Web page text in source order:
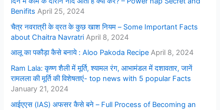
Benifits April 25, 2024
चैत्र नवरात्री के व्रत के कुछ खाश नियम – Some Important Facts
about Chaitra Navratri April 8, 2024
आलू का पकौड़ा कैसे बनाये : Aloo Pakoda Recipe April 8, 2024
Ram Lala: कृष्ण शैली में मूर्ति, श्यामल रंग, आभामंडल में दशावतार, जानें
रामलला की मूर्ति की विशेषताएं- top news with 5 popular Facts
January 21, 2024
आईएएस (IAS) अफसर कैसे बने – Full Process of Becoming an